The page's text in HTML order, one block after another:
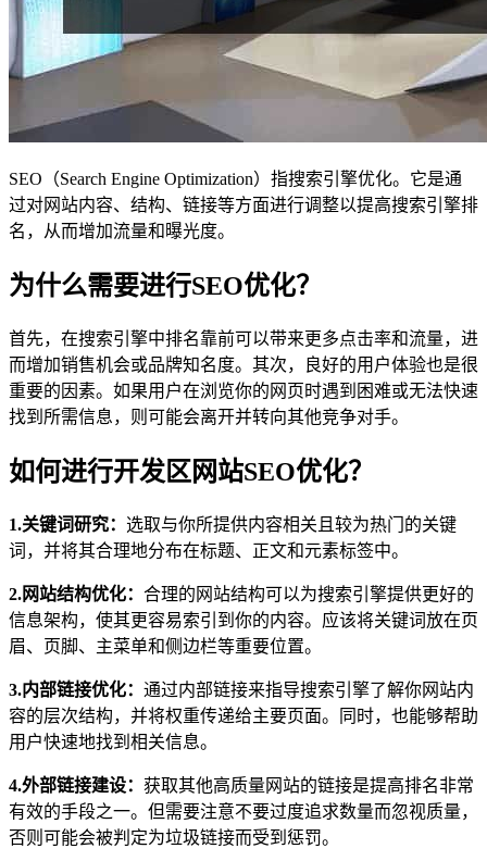
SEO（Search Engine Optimization）指搜索引擎优化。它是通
过对网站内容、结构、链接等方面进行调整以提高搜索引擎排
名，从而增加流量和曝光度。
为什么需要进行SEO优化？
首先，在搜索引擎中排名靠前可以带来更多点击率和流量，进
而增加销售机会或品牌知名度。其次，良好的用户体验也是很
重要的因素。如果用户在浏览你的网页时遇到困难或无法快速
找到所需信息，则可能会离开并转向其他竞争对手。
如何进行开发区网站SEO优化？
1.关键词研究： 选取与你所提供内容相关且较为热门的关键
词，并将其合理地分布在标题、正文和元素标签中。
2.网站结构优化： 合理的网站结构可以为搜索引擎提供更好的
信息架构，使其更容易索引到你的内容。应该将关键词放在页
眉、页脚、主菜单和侧边栏等重要位置。
3.内部链接优化： 通过内部链接来指导搜索引擎了解你网站内
容的层次结构，并将权重传递给主要页面。同时，也能够帮助
用户快速地找到相关信息。
4.外部链接建设： 获取其他高质量网站的链接是提高排名非常
有效的手段之一。但需要注意不要过度追求数量而忽视质量，
否则可能会被判定为垃圾链接而受到惩罚。